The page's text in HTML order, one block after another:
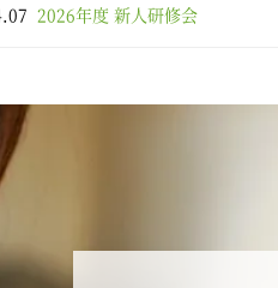
2026年度 新人研修会